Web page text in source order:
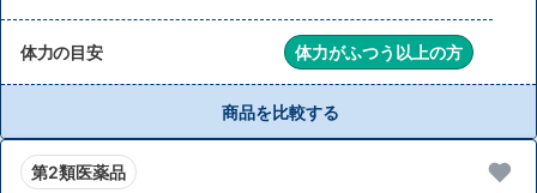
体力の目安 体力がふつう以上の方
商品を比較する
第2類医薬品